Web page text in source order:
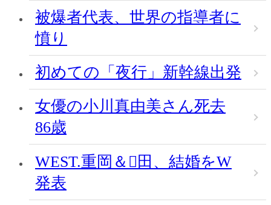
被爆者代表、世界の指導者に
憤り
初めての「夜行」新幹線出発
女優の小川真由美さん死去
86歳
WEST.重岡＆田、結婚をW
発表